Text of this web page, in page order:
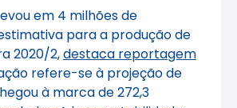
em 4 milhões de
para a produção de
2020/2,destaca reportagem
refere-se à projeção de
à marca de 272,3